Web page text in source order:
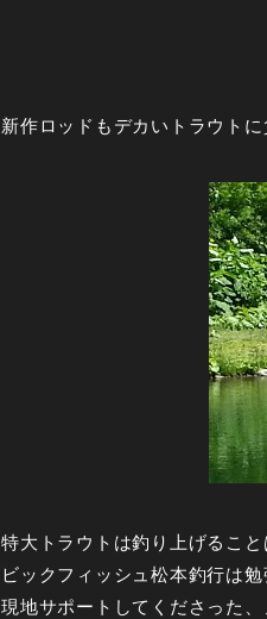
新作ロッドもデカいトラウト
特大トラウトは釣り上げること
ビックフィッシュ松本釣行は
現地サポートしてくださった